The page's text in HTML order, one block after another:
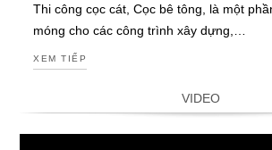
Thi công cọc cát, Cọc bê tông, là một
móng cho các công trình xây dựng,…
XEM TIẾP
VIDEO